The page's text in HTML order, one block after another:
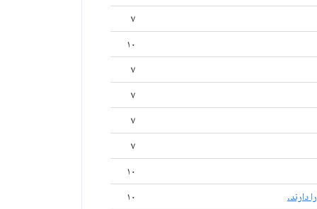
۷
۱۰
۷
۷
۷
۷
۱۰
دارند. ۱۰